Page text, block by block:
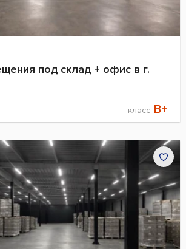
под склад + офис в г.
класс B+